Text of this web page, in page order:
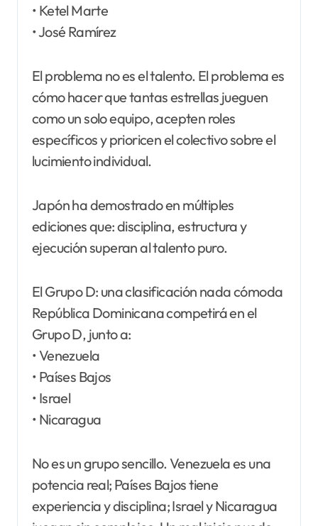
• Ketel Marte
• José Ramírez
El problema no es el talento. El problema es
cómo hacer que tantas estrellas jueguen
como un solo equipo, acepten roles
específicos y prioricen el colectivo sobre el
lucimiento individual.
Japón ha demostrado en múltiples
ediciones que: disciplina, estructura y
ejecución superan al talento puro.
El Grupo D: una clasificación nada cómoda
República Dominicana competirá en el
Grupo D, junto a:
• Venezuela
• Países Bajos
• Israel
• Nicaragua
No es un grupo sencillo. Venezuela es una
potencia real; Países Bajos tiene
experiencia y disciplina; Israel y Nicaragua